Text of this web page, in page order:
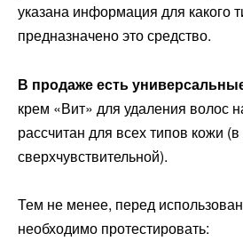
указана информация для какого
предназначено это средство.
В продаже есть
крем «Вит» для удаления волос
рассчитан для всех типов кожи
сверхчувствительной).
Тем не менее, перед
необходимо протестировать: